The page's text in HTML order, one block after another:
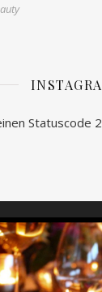
Statuscode